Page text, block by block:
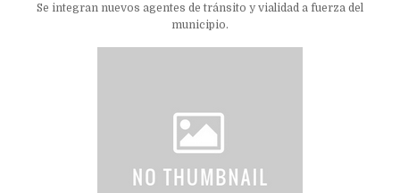
Se integran nuevos agentes de tránsito y vialidad a fuerza del
municipio.